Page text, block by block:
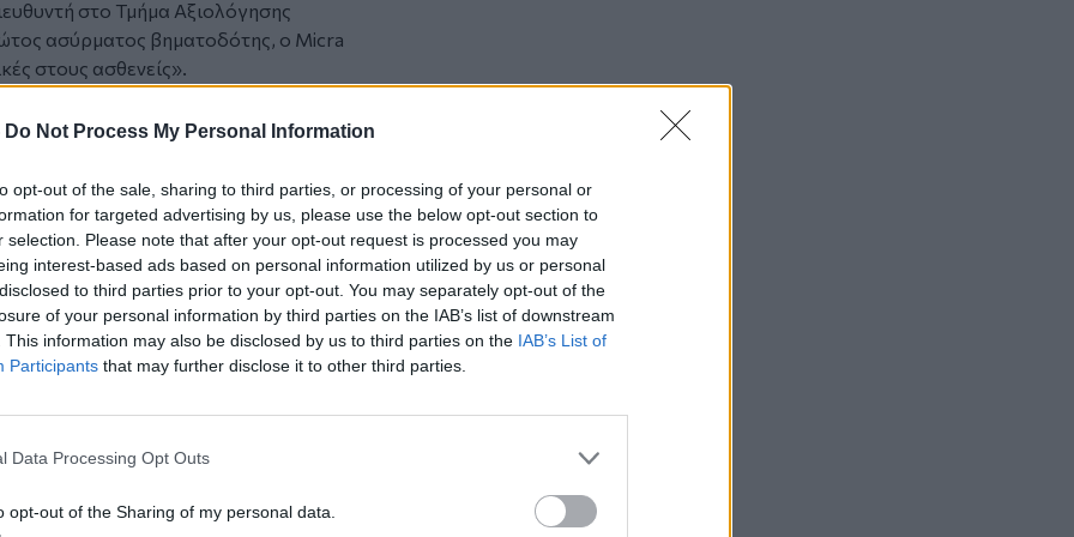
Do Not Process My Personal Information
opt-out of the sale, sharing to third parties, or processing of your personal or
for targeted advertising by us, please use the below opt-out section to
selection. Please note that after your opt-out request is processed you may
interest-based ads based on personal information utilized by us or personal
to third parties prior to your opt-out. You may separately opt-out of the
of your personal information by third parties on the IAB’s list of downstream
This information may also be disclosed by us to third parties on the IAB’s List of
Participants that may further disclose it to other third parties.
Data Processing Opt Outs
opt-out of the Sharing of my personal data.
στο Τμήμα Αξιολόγησης
ασύρματος βηματοδότης, ο Micra
στους ασθενείς».
καθώς δεν απαιτεί τομή.
που τοποθετείται σε κεντρική
αγκιστρώνεται στην καρδιά και ο
εξηγεί ο Δρ Σκιπιτάρης.
System βασίστηκε σε κλινική μελέτη
το 98% είχαν επαρκή καρδιακό
7% των συμμετεχόντων και
νοσοκομείο, θρόμβους στα πόδια
και μετατόπιση του
να τοποθετείται σε ασθενείς
οι οποίες μπορεί να
του. Επίσης, αντενδείκνυται για
στα υλικά του ή στην
στενές.